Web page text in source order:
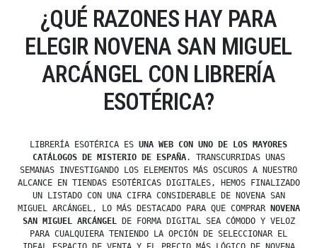
¿QUÉ RAZONES HAY PARA
ELEGIR NOVENA SAN MIGUEL
ARCÁNGEL CON LIBRERÍA
ESOTÉRICA?
LIBRERÍA ESOTÉRICA ES UNA WEB CON UNO DE LOS MAYORES
CATÁLOGOS DE MISTERIO DE ESPAÑA. TRANSCURRIDAS UNAS
SEMANAS INVESTIGANDO LOS ELEMENTOS MÁS OSCUROS A NUESTRO
ALCANCE EN TIENDAS ESOTÉRICAS DIGITALES, HEMOS FINALIZADO
UN LISTADO CON UNA CIFRA CONSIDERABLE DE NOVENA SAN
MIGUEL ARCÁNGEL, LO MÁS DESTACADO PARA QUE COMPRAR NOVENA
SAN MIGUEL ARCÁNGEL
DE FORMA DIGITAL SEA CÓMODO Y VELOZ
PARA CUALQUIERA TENIENDO LA OPCIÓN DE SELECCIONAR EL